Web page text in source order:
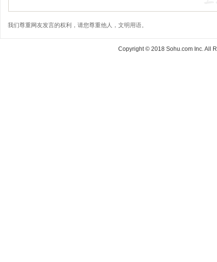
我们尊重网友发言的权利，请您尊重他人，文明用语。
Copyright © 2018 Sohu.com Inc. All